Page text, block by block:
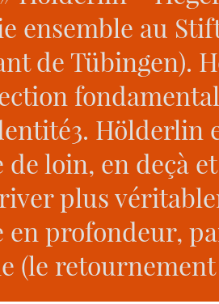
ensemble au
de Tübingen).
Hölderlin
de loin, en deçà
plus
en profondeur,
(le